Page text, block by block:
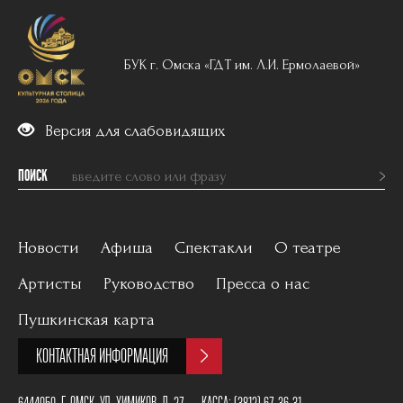
БУК г. Омска «ГДТ им. Л.И. Ермолаевой»
Версия для слабовидящих
ПОИСК
Новости Афиша Спектакли
Вечерний репертуар
О театре
История
Артисты Руководство
Пресса о нас
Пушкинская карта
КОНТАКТНАЯ ИНФОРМАЦИЯ